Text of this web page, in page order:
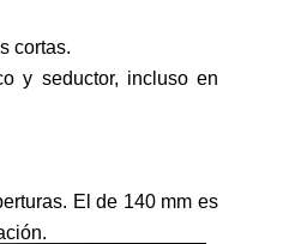
cortas.
y seductor, incluso en
El de 140 mm es